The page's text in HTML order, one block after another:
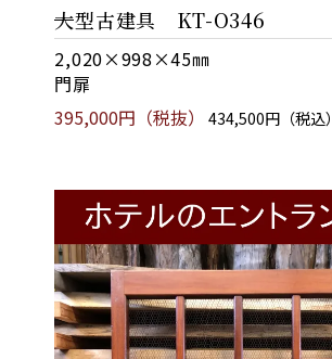
大型古建具 KT-O346
2,020×998×45㎜
門扉
395,000円（税抜）
434,500円（税込）